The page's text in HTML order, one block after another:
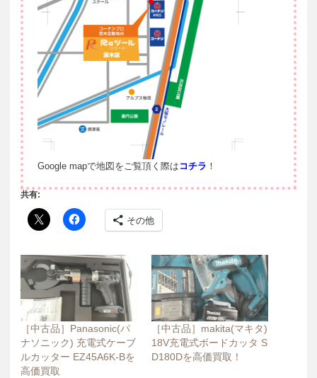
Google mapで地図をご覧頂く際は コチラ ！
共有:
その他
［中古品］Panasonic(パ
ナソニック) 充電式ケーブ
ルカッター EZ45A6K-Bを
高価買取
［中古品］makita(マキタ)
18V充電式ボードカッタ S
D180Dを高価買取！